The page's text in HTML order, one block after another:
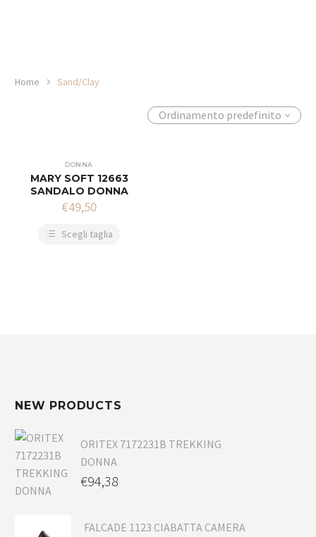
Home Sand/Clay
Ordinamento predefinito
DONNA
MARY SOFT 12663
SANDALO DONNA
€49,50
Scegli taglia
NEW PRODUCTS
ORITEX 7172231B TREKKING
DONNA
€94,38
FALCADE 1123 CIABATTA CAMERA